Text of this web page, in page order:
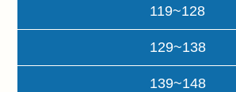
119~128
129~138
139~148